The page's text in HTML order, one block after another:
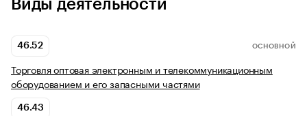
Виды деятельности
46.52 ОСНОВНОЙ
Торговля оптовая электронным и телекоммуникационным
оборудованием и его запасными частями
46.43